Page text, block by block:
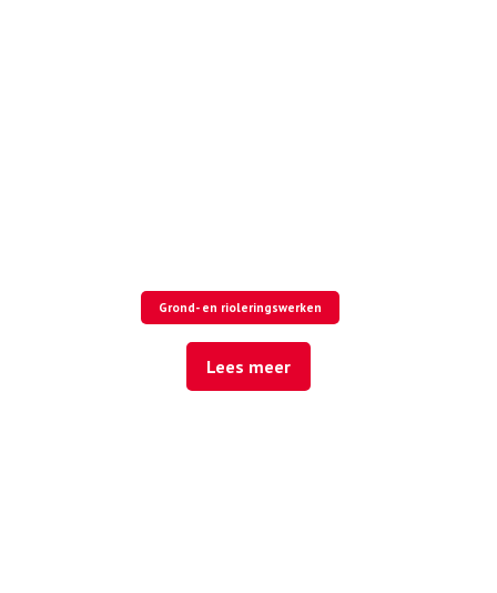
Grond- en rioleringswerken
Lees meer